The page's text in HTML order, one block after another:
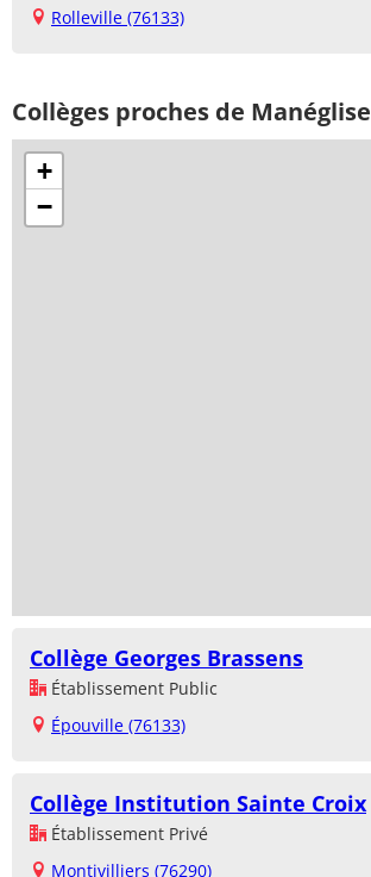
Rolleville (76133)
Collèges proches de Manéglise
+
−
Collège Georges Brassens
Établissement Public
Épouville (76133)
Collège Institution Sainte Croix
Établissement Privé
Montivilliers (76290)